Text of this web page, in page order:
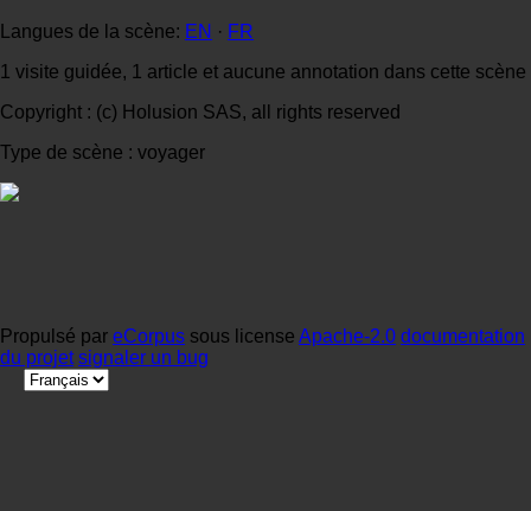
Langues de la scène: EN · FR
1 visite guidée, 1 article et aucune annotation dans cette scène
Copyright : (c) Holusion SAS, all rights reserved
Type de scène : voyager
Propulsé par eCorpus sous license Apache-2.0 documentation
du projet signaler un bug